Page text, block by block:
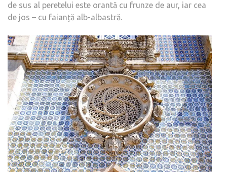
de sus al peretelui este orantă cu frunze de aur, iar cea
de jos – cu faianță alb-albastră.